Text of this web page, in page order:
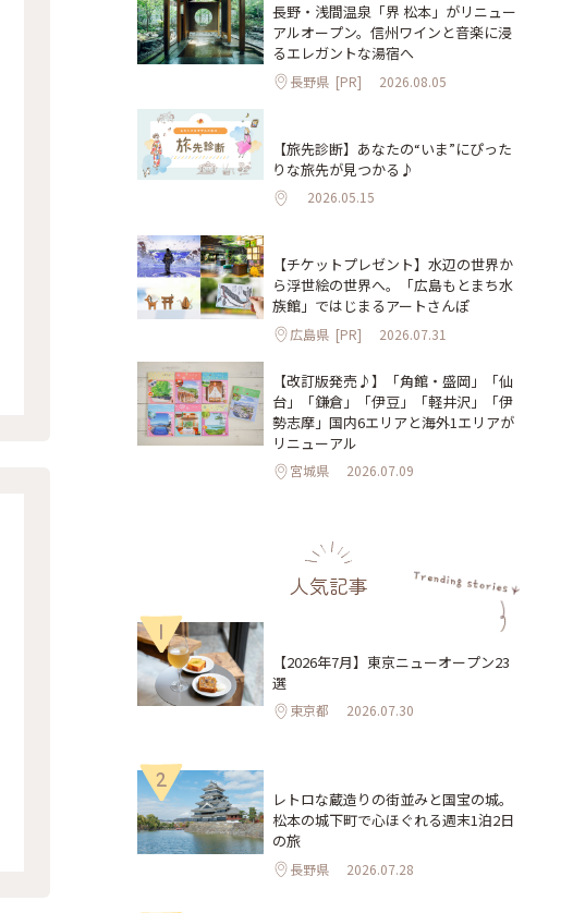
長野・浅間温泉「界 松本」がリニュー
アルオープン。信州ワインと音楽に浸
るエレガントな湯宿へ
長野県 [PR] 2026.08.05
【旅先診断】あなたの“いま”にぴった
りな旅先が見つかる♪
2026.05.15
【チケットプレゼント】水辺の世界か
ら浮世絵の世界へ。「広島もとまち水
族館」ではじまるアートさんぽ
広島県 [PR] 2026.07.31
【改訂版発売♪】「角館・盛岡」「仙
台」「鎌倉」「伊豆」「軽井沢」「伊
勢志摩」国内6エリアと海外1エリアが
リニューアル
宮城県 2026.07.09
人気記事
1
【2026年7月】東京ニューオープン23
選
東京都 2026.07.30
2
レトロな蔵造りの街並みと国宝の城。
松本の城下町で心ほぐれる週末1泊2日
の旅
長野県 2026.07.28